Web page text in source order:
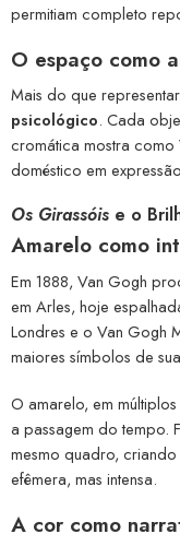
permitiam completo
O espaço como
Mais do que
psicológico. Cada
cromática mostra como
doméstico em
Os Girassóis e o
Amarelo como
Em 1888, Van Gogh
em Arles, hoje
Londres e o Van Gogh
maiores símbolos de
O amarelo, em
a passagem do tempo.
mesmo quadro,
efêmera, mas intensa.
A cor como